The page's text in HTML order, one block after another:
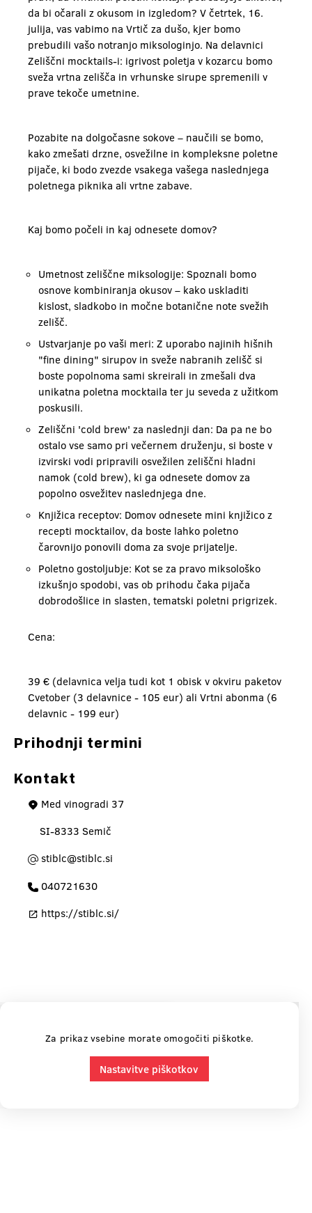
da bi očarali z okusom in izgledom? V četrtek, 16.
julija, vas vabimo na Vrtič za dušo, kjer bomo
prebudili vašo notranjo miksologinjo. Na delavnici
Zeliščni mocktails-i: igrivost poletja v kozarcu bomo
sveža vrtna zelišča in vrhunske sirupe spremenili v
prave tekoče umetnine.
Pozabite na dolgočasne sokove – naučili se bomo,
kako zmešati drzne, osvežilne in kompleksne poletne
pijače, ki bodo zvezde vsakega vašega naslednjega
poletnega piknika ali vrtne zabave.
Kaj bomo počeli in kaj odnesete domov?
Umetnost zeliščne miksologije: Spoznali bomo
osnove kombiniranja okusov – kako uskladiti
kislost, sladkobo in močne botanične note svežih
zelišč.
Ustvarjanje po vaši meri: Z uporabo najinih hišnih
"fine dining" sirupov in sveže nabranih zelišč si
boste popolnoma sami skreirali in zmešali dva
unikatna poletna mocktaila ter ju seveda z užitkom
poskusili.
Zeliščni 'cold brew' za naslednji dan: Da pa ne bo
ostalo vse samo pri večernem druženju, si boste v
izvirski vodi pripravili osvežilen zeliščni hladni
namok (cold brew), ki ga odnesete domov za
popolno osvežitev naslednjega dne.
Knjižica receptov: Domov odnesete mini knjižico z
recepti mocktailov, da boste lahko poletno
čarovnijo ponovili doma za svoje prijatelje.
Poletno gostoljubje: Kot se za pravo miksološko
izkušnjo spodobi, vas ob prihodu čaka pijača
dobrodošlice in slasten, tematski poletni prigrizek.
Cena:
39 € (delavnica velja tudi kot 1 obisk v okviru paketov
Cvetober (3 delavnice - 105 eur) ali Vrtni abonma (6
delavnic - 199 eur)
Prihodnji termini
Kontakt
Med vinogradi 37
SI-8333 Semič
stiblc@stiblc.si
040721630
https://stiblc.si/
Za prikaz vsebine morate omogočiti piškotke.
Nastavitve piškotkov